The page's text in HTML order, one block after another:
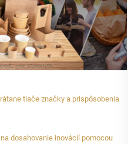
tlače značky a prispôsobenia
dosahovanie inovácií pomocou